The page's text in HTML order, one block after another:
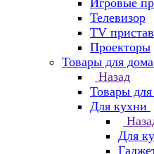
Игровые
Телевизор
TV
Проекторы
Товары для
Назад
Товары
Для кухни
Для